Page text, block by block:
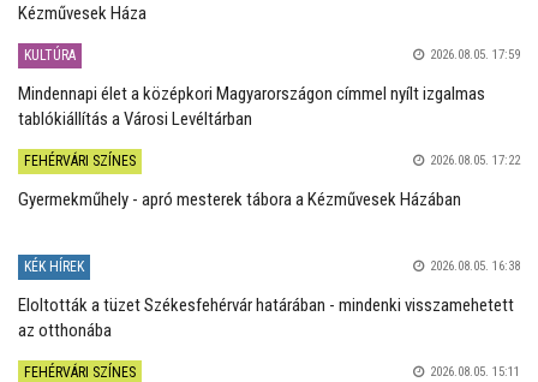
Kézművesek Háza
KULTÚRA 2026.08.05. 17:59
Mindennapi élet a középkori Magyarországon címmel nyílt izgalmas
tablókiállítás a Városi Levéltárban
FEHÉRVÁRI SZÍNES 2026.08.05. 17:22
Gyermekműhely - apró mesterek tábora a Kézművesek Házában
KÉK HÍREK 2026.08.05. 16:38
Eloltották a tüzet Székesfehérvár határában - mindenki visszamehetett
az otthonába
FEHÉRVÁRI SZÍNES 2026.08.05. 15:11